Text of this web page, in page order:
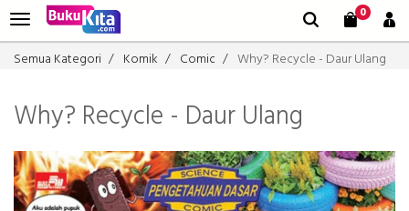
0
Semua Kategori Komik Comic Why? Recycle - Daur Ulang
Why? Recycle - Daur Ulang